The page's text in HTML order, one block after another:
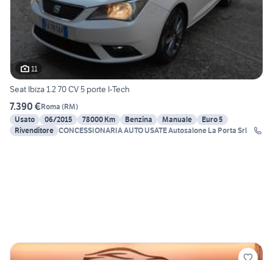
11
Seat Ibiza 1.2 70 CV 5 porte I-Tech
7.390 €Roma (RM)
Usato
06/2015 78000 Km Benzina Manuale
Euro 5
Rivenditore
CONCESSIONARIA AUTO USATE Autosalone La Porta Srl